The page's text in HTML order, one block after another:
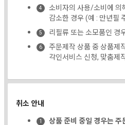
소비자의 사용/소비에 의
감소한 경우 (예 : 만년필
리필류 또는 소모품인 경
주문제작 상품 중 상품제
각인서비스 신청, 맞춤제
취소 안내
상품 준비 중일 경우는 주